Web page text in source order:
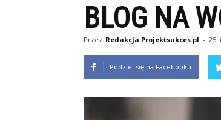
BLOG NA
Przez Redakcja Projektsukces.pl - 25
Podziel się na Facebooku